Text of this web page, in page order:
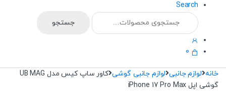
Search
جستجو
برای:
جستجو
0
خانه لوازم جانبی لوازم جانبی گوشی
کاور ساپ کیس مدل UB MAG
گوشی اپل iPhone 17 Pro Max